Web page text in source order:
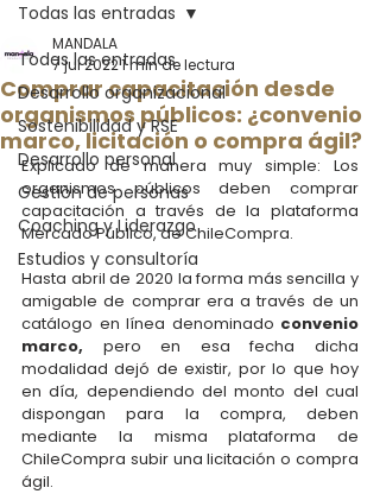
Todas las entradas
Desarrollo organizacional
Sostenibilidad y RSE
Desarrollo personal
Gestión de personas
Coaching y Liderazgo
Estudios y consultoría
Todas las entradas
Comprar capacitación desde
organismos públicos: ¿convenio
marco, licitación o compra ágil?
MANDALA
7 jul 20221 min de lectura
Explicado de manera muy simple: Los
organismos públicos deben comprar
capacitación a través de la plataforma
Mercado Público, de ChileCompra.
Hasta abril de 2020 la forma más sencilla y
amigable de comprar era a través de un
catálogo en línea denominado convenio
marco, pero en esa fecha dicha
modalidad dejó de existir, por lo que hoy
en día, dependiendo del monto del cual
dispongan para la compra, deben
mediante la misma plataforma de
ChileCompra subir una licitación o compra
ágil.